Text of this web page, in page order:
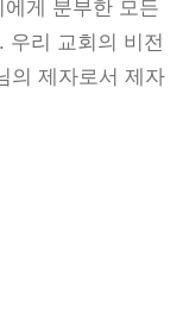
게 분부한 모든
우리 교회의 비전
의 제자로서 제자